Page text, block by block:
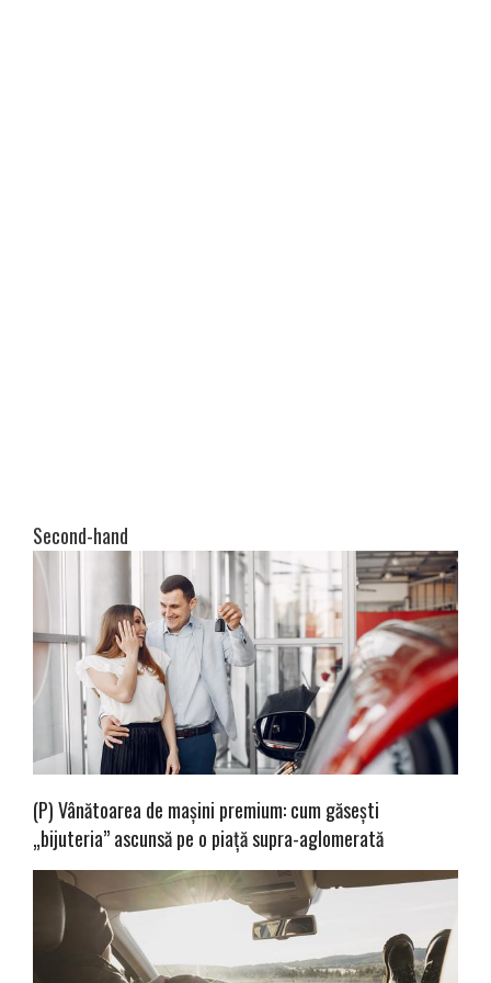
Second-hand
(P) Vânătoarea de mașini premium: cum găsești
„bijuteria” ascunsă pe o piață supra-aglomerată